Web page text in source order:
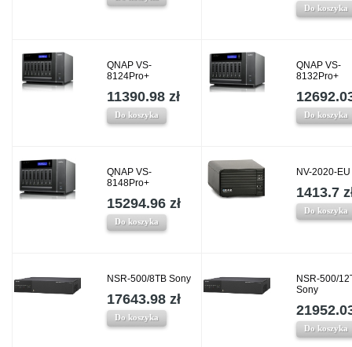
Do koszyka
QNAP VS-
8124Pro+
11390.98 zł
Do koszyka
QNAP VS-
8132Pro+
Do koszyka
QNAP VS-
8148Pro+
15294.96 zł
Do koszyka
NV-2020-
1413.7
Do koszyka
NSR-500/8TB Sony
17643.98 zł
Do koszyka
NSR-500/
Sony
Do koszyka